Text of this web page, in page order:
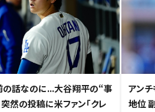
の話なのに...大谷翔平の“事
然の投稿に米ファン「クレ
アン
地位